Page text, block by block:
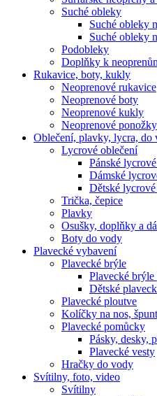
Suché obleky
Suché obleky
Suché obleky
Podobleky
Doplňky k
Rukavice, boty, kukly
Neoprenové rukavice
Neoprenové boty
Neoprenové kukly
Neoprenové ponožky
Oblečení, plavky, lycra, do
Lycrové oblečení
Pánské
Dámské
Dětské
Trička, čepice
Plavky
Osušky, doplňky a
Boty do vody
Plavecké vybavení
Plavecké brýle
Plavecké brýle
Dětské
Plavecké ploutve
Kolíčky na nos,
Plavecké pomůcky
Pásky, desky,
Plavecké vesty
Hračky do vody
Svítilny, foto, video
Svítilny